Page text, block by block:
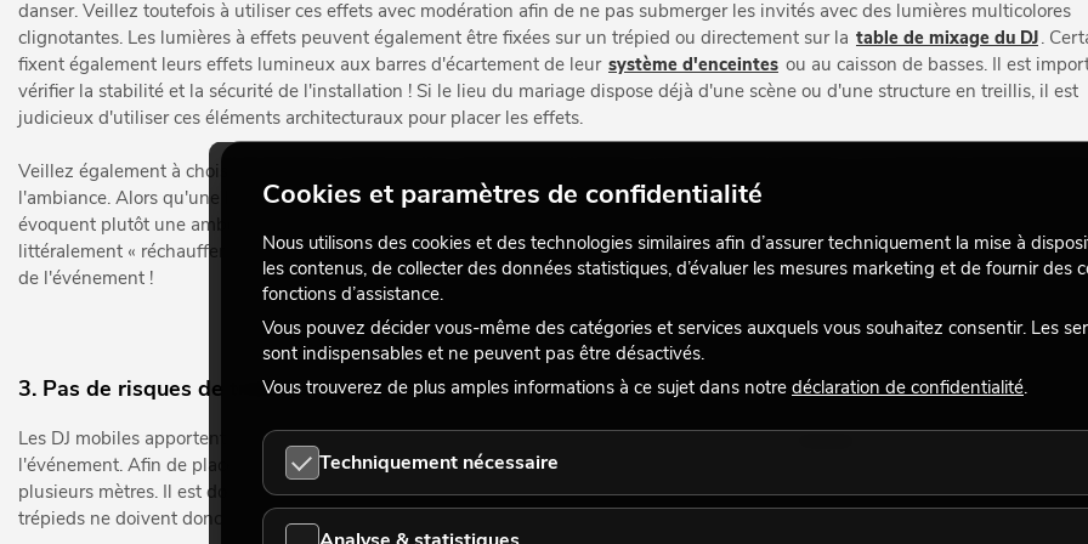
danser. Veillez toutefois à utiliser ces effets avec modération afin de ne pas submerger les invités avec des lumières multicolores
clignotantes. Les lumières à effets peuvent également être fixées sur un trépied ou directement sur la table de mixage du DJ.
fixent également leurs effets lumineux aux barres d'écartement de leur système d'enceintes ou au caisson de basses. Il est
vérifier la stabilité et la sécurité de l'installation ! Si le lieu du mariage dispose déjà d'une scène ou d'une structure en treillis, il est
judicieux d'utiliser ces éléments architecturaux pour placer les effets.
Veillez également à choisir les bonnes couleurs pour votre éclairage d'effet : la couleur de la lumière a une influence déterminante
l'ambiance. Alors qu'une lumière chaude et douce crée plutôt une atmosphère confortable, les couleurs froides comme le bleu ou le
évoquent plutôt une ambiance excitante et énergique. Les éléments rouges ou roses peuvent apporter une touche romantique ou
littéralement « réchauffer » l'ambiance. De cette manière, vous pouvez également contribuer à façonner l'ambiance générale tout
de l'événement !
3. Pas de risques de trébucher
Les DJ mobiles apportent généralement leur propre équipement, y compris les lumières et lestrépiedscorrespondants, sur le lieu
l'événement. Afin de placer correctement les spots et les effets, il est souvent nécessaire d'installer des trépieds et de tirer des
plusieurs mètres. Il est donc d'autant plus important de prêter une attention particulière aux risques de trébuchement. Les pieds
trépieds ne doivent donc pas empiéter sur les voies de circulation.
Cookies et paramètres de confidentialité
Nous utilisons des cookies et des technologies similaires afin d’assurer techniquement la mise à
les contenus, de collecter des données statistiques, d’évaluer les mesures marketing et de fournir des
fonctions d’assistance.
Vous pouvez décider vous-même des catégories et services auxquels vous souhaitez consentir. Les
sont indispensables et ne peuvent pas être désactivés.
Vous trouverez de plus amples informations à ce sujet dans notre déclaration de confidentialité.
Techniquement nécessaire